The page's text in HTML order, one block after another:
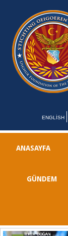
ENGLISH
ANASAYFA
GÜNDEM